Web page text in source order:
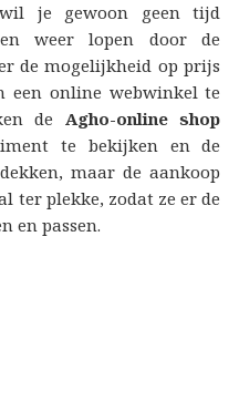
je gewoon geen tijd
weer lopen door de
de mogelijkheid op prijs
een online webwinkel te
de Agho-online shop
te bekijken en de
maar de aankoop
ter plekke, zodat ze er de
en passen.